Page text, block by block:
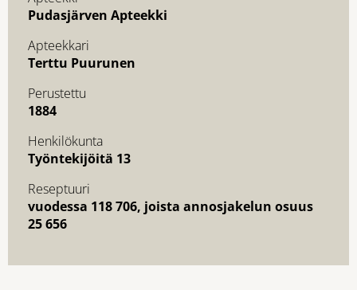
Pudasjärven Apteekki
Apteekkari
Terttu Puurunen
Perustettu
1884
Henkilökunta
Työntekijöitä 13
Reseptuuri
vuodessa 118 706, joista annosjakelun osuus
25 656